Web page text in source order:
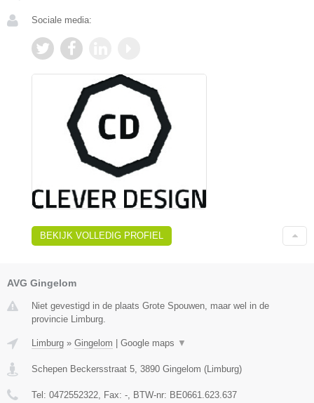
Sociale media:
BEKIJK VOLLEDIG PROFIEL
AVG Gingelom
Niet gevestigd in de plaats Grote Spouwen, maar wel in de
provincie Limburg.
Limburg » Gingelom Google maps ▼
Schepen Beckersstraat 5, 3890 Gingelom (Limburg)
Tel: 0472552322, Fax: -, BTW-nr: BE0661.623.637